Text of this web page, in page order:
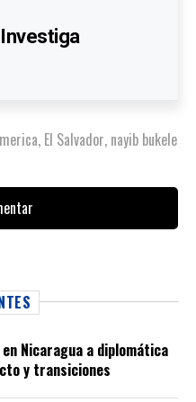
, El Salvador, nayib bukele
en Nicaragua a diplomática
y transiciones